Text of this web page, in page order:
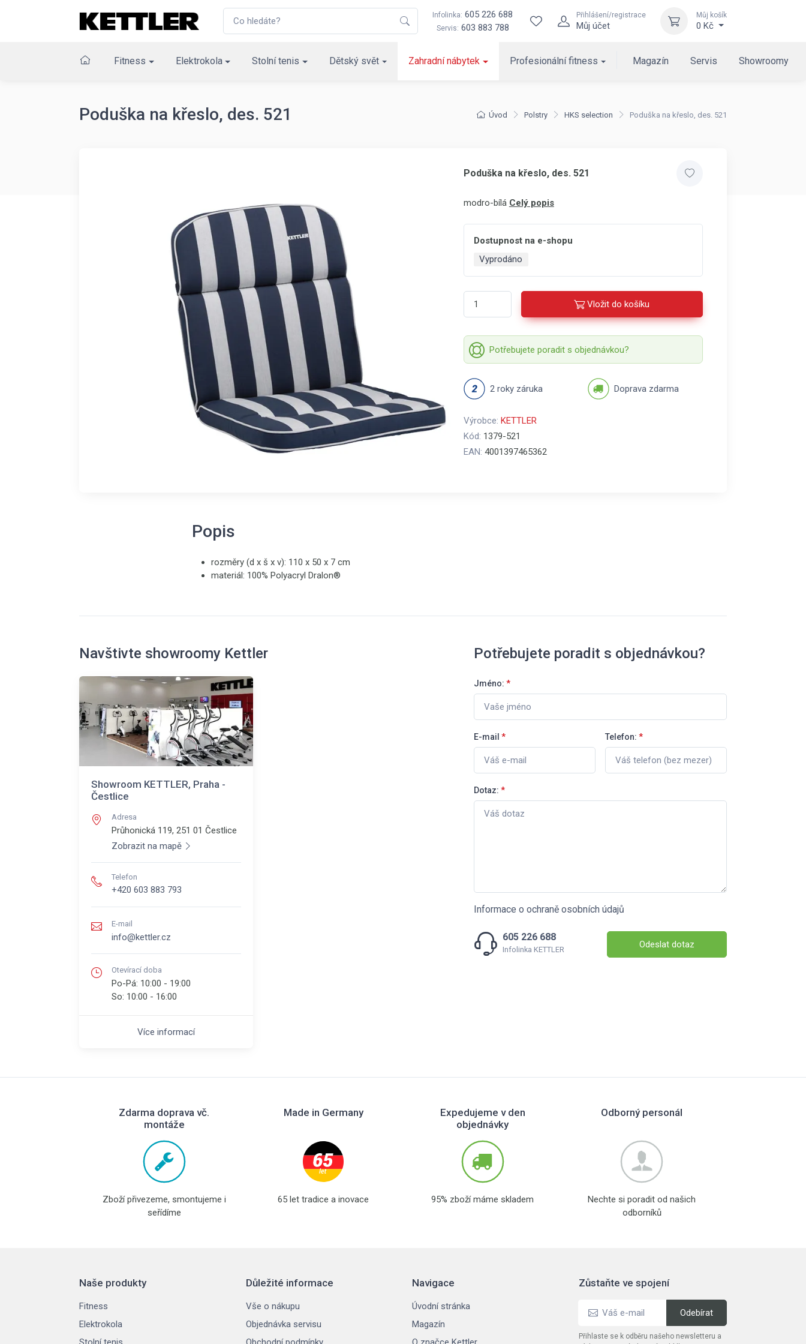
Infolinka: 605 226 688
Servis: 603 883 788
Přihlášení/registrace
Můj účet
Můj košík
0 Kč
Fitness Elektrokola Stolní tenis Dětský svět Zahradní nábytek Profesionální fitness Magazín Servis Showroomy
Úvod Polstry HKS selection Poduška na křeslo, des. 521
Poduška na křeslo, des. 521
Poduška na křeslo, des. 521
modro-bílá Celý popis
Dostupnost na e-shopu
Vyprodáno
Vložit do košíku
Potřebujete poradit s objednávkou?
2 roky záruka Doprava zdarma
Výrobce: KETTLER
Kód: 1379-521
EAN: 4001397465362
Popis
rozměry (d x š x v): 110 x 50 x 7 cm
materiál: 100% Polyacryl Dralon®
Navštivte showroomy Kettler
Showroom KETTLER, Praha -
Čestlice
Adresa
Průhonická 119, 251 01 Čestlice
Zobrazit na mapě
Telefon
+420 603 883 793
E-mail
info@kettler.cz
Otevírací doba
Po-Pá: 10:00 - 19:00
So: 10:00 - 16:00
Více informací
Potřebujete poradit s objednávkou?
Jméno: *
E-mail * Telefon: *
Dotaz: *
Informace o ochraně osobních údajů
605 226 688
Infolinka KETTLER Odeslat dotaz
Zdarma doprava vč.
montáže
Zboží přivezeme, smontujeme i
seřídíme
Made in Germany
65 let tradice a inovace
Expedujeme v den
objednávky
95% zboží máme skladem
Odborný personál
Nechte si poradit od našich
odborníků
Naše produkty
Fitness
Elektrokola
Důležité informace
Vše o nákupu
Objednávka servisu
Navigace
Úvodní stránka
Magazín
Zůstaňte ve spojení
Přihlaste se k odběru našeho newsletteru a